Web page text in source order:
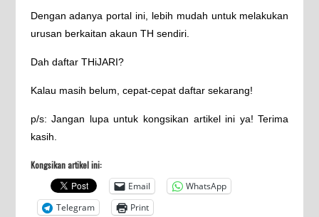
Dengan adanya portal ini, lebih mudah untuk melakukan
urusan berkaitan akaun TH sendiri.
Dah daftar THiJARI?
Kalau masih belum, cepat-cepat daftar sekarang!
p/s: Jangan lupa untuk kongsikan artikel ini ya! Terima
kasih.
Kongsikan artikel ini:
Email
WhatsApp
Telegram
Print